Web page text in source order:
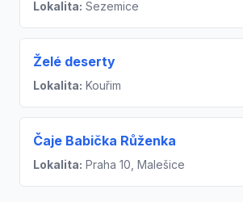
Lokalita: Sezemice
Želé deserty
Lokalita: Kouřim
Čaje Babička Růženka
Lokalita: Praha 10, Malešice